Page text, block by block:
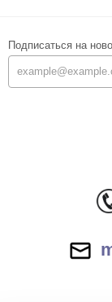
Подписаться на